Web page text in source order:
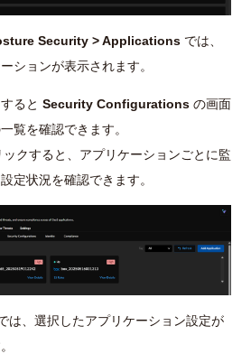
Security > Applications では、
ションが表示されます。
ると Security Configurations の画面
覧を確認できます。
ックすると、アプリケーションごとに監
定状況を確認できます。
は、選択したアプリケーション設定が